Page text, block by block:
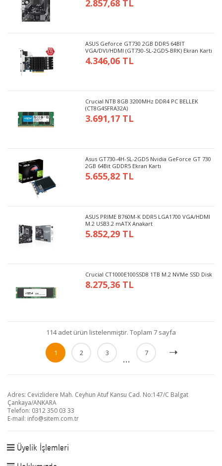
2.857,68 TL
ASUS Geforce GT730 2GB DDR5 64BIT
VGA/DVI/HDMI (GT730-SL-2GD5-BRK) Ekran Kartı
4.346,06 TL
Crucial NTB 8GB 3200MHz DDR4 PC BELLEK
(CT8G4SFRA32A)
3.691,17 TL
Asus GT730-4H-SL-2GD5 Nvidia GeForce GT 730
2GB 64Bit GDDR5 Ekran Kartı
5.655,82 TL
ASUS PRIME B760M-K DDR5 LGA1700 VGA/HDMI
M.2 USB3.2 mATX Anakart
5.852,29 TL
Crucial CT1000E100SSD8 1TB M.2 NVMe SSD Disk
8.275,36 TL
114 adet ürün listelenmiştir. Toplam 7 sayfa
1 2 3 ... 7
Adres: Cevizlidere Mah. Ceyhun Atuf Kansu Cad. No:147/C Balgat
Çankaya/ANKARA
Telefon: 0312 350 03 33
E-mail: info@sitem.com.tr
Üyelik İşlemleri